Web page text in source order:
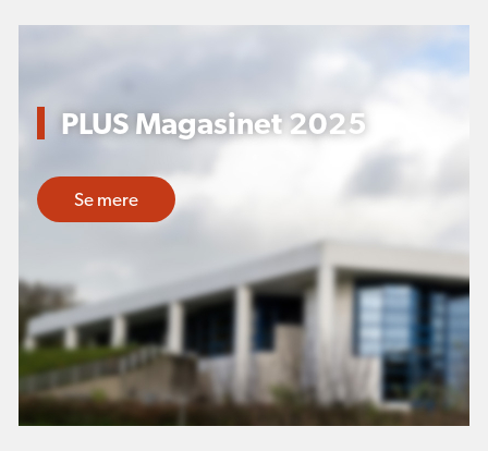
PLUS Magasinet 2025
Se mere